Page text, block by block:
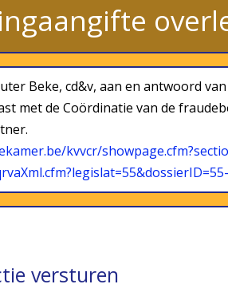
Beke, cd&v, aan en antwoord
met de Coördinatie van de
kvvcr/s
versturen